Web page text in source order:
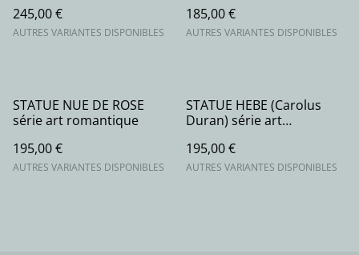
245,00 €
AUTRES VARIANTES DISPONIBLES
185,00 €
AUTRES VARIANTES DISPONIBLES
STATUE NUE DE ROSE
série art romantique
195,00 €
AUTRES VARIANTES DISPONIBLES
STATUE HEBE (Carolus
Duran) série art
195,00 €
AUTRES VARIANTES DISPONIBLES